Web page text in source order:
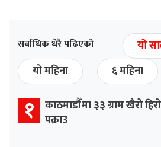
सर्वाधिक धेरै पढिएको
यो
यो महिना
६ महिना
१ काठमाडौँमा ३३ ग्राम खैरो
पक्राउ